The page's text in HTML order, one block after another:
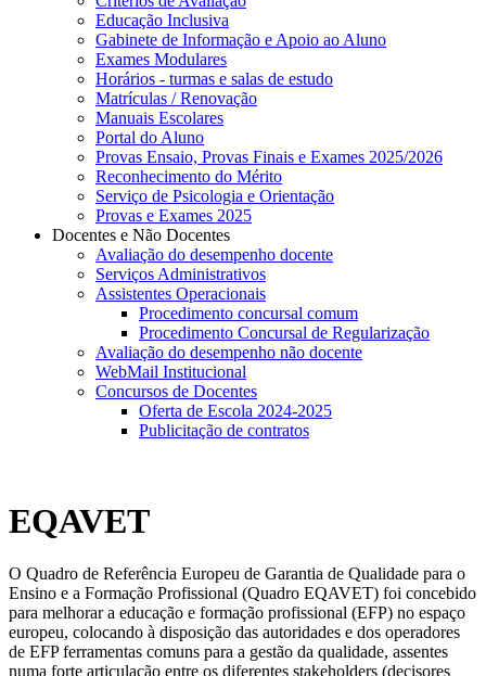
Educação Inclusiva
Gabinete de Informação e Apoio ao Aluno
Exames Modulares
Horários - turmas e salas de estudo
Matrículas / Renovação
Manuais Escolares
Portal do Aluno
Provas Ensaio, Provas Finais e Exames 2025/2026
Reconhecimento do Mérito
Serviço de Psicologia e Orientação
Provas e Exames 2025
Docentes e Não Docentes
Avaliação do desempenho docente
Serviços Administrativos
Assistentes Operacionais
Procedimento concursal comum
Procedimento Concursal de Regularização
Avaliação do desempenho não docente
WebMail Institucional
Concursos de Docentes
Oferta de Escola 2024-2025
Publicitação de contratos
EQAVET
O Quadro de Referência Europeu de Garantia de Qualidade para o
Ensino e a Formação Profissional (Quadro EQAVET) foi concebido
para melhorar a educação e formação profissional (EFP) no espaço
europeu, colocando à disposição das autoridades e dos operadores
de EFP ferramentas comuns para a gestão da qualidade, assentes
numa forte articulação entre os diferentes stakeholders (decisores